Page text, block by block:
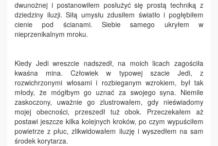
dwunożnej i postanowiłem posłużyć się prostą techniką z
dziedziny iluzji. Siłą umysłu zdusiłem światło i pogłębiłem
cienie pod ścianami. Siebie samego ukryłem w
nieprzenikalnym mroku.
Kiedy Jedi wreszcie nadszedł, na moich licach zagościła
kwaśna mina. Człowiek w typowej szacie Jedi, z
rozwichrzonymi włosami i rozbieganym wzrokiem, był tak
młody, że mógłbym go uznać za swojego syna. Niemile
zaskoczony, uważnie go zlustrowałem, gdy nieświadomy
mojej obecności, przeszedł tuż obok. Przeczekałem aż
postawi jeszcze kilka kolejnych kroków, po czym wypuściłem
powietrze z płuc, zlikwidowałem iluzję i wyszedłem na sam
środek korytarza.